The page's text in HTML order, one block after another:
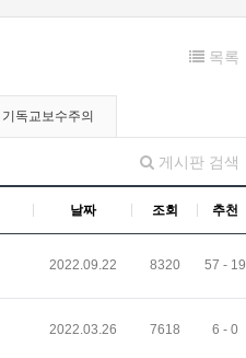
목록
기독교보수주의
게시판 검색
날짜 조회 추천
2022.09.22 8320 57 - 19
2022.03.26 7618 6 - 0